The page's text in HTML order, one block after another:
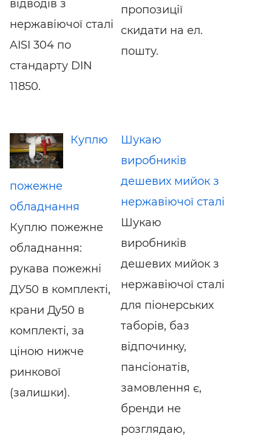
відводів з
нержавіючої сталі
AISI 304 по
стандарту DIN
11850.
пропозиції
скидати на ел.
пошту.
Куплю
пожежне
обладнання
Куплю пожежне
обладнання:
рукава пожежні
ДУ50 в комплекті,
крани Ду50 в
комплекті, за
ціною нижче
ринкової
(залишки).
Шукаю
виробників
дешевих мийок з
нержавіючої сталі
Шукаю
виробників
дешевих мийок з
нержавіючої сталі
для піонерських
таборів, баз
відпочинку,
пансіонатів,
замовлення є,
бренди не
розглядаю,